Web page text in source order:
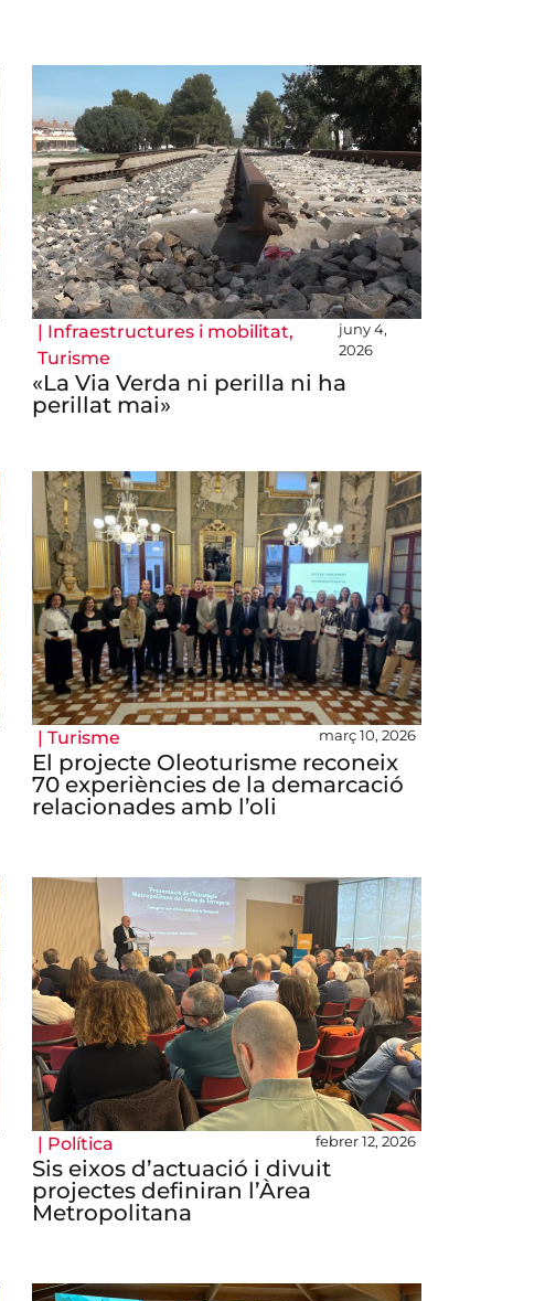
| Infraestructures i mobilitat,
Turisme
juny 4,
2026
«La Via Verda ni perilla ni ha
perillat mai»
| Turisme març 10, 2026
El projecte Oleoturisme reconeix
70 experiències de la demarcació
relacionades amb l’oli
| Política febrer 12, 2026
Sis eixos d’actuació i divuit
projectes definiran l’Àrea
Metropolitana